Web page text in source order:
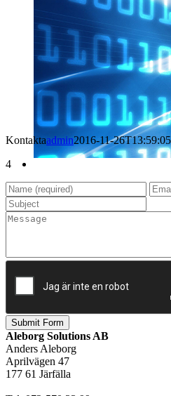
Kontaktaadmin2016-11-
4
Aleborg Solutions AB
Anders Aleborg
Aprilvägen 47
177 61 Järfälla